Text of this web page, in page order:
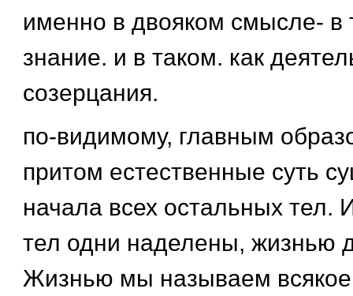
именно в двояком смысле- в
знание. и в таком. как
созерцания.
по-видимому, главным
притом естественные суть
начала всех остальных тел.
тел одни наделены, жизнью
Жизнью мы называем всякое